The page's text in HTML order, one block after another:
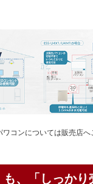
コンについては販売店へ
も、「しっかり